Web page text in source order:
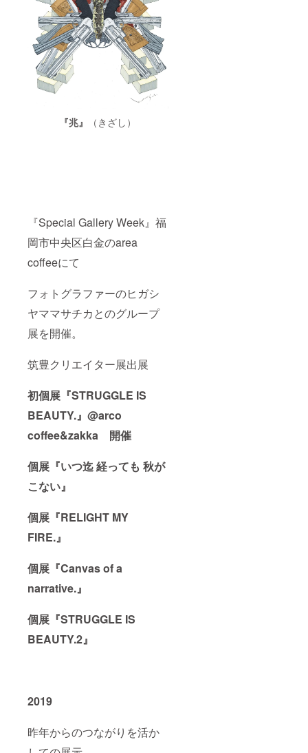
『兆』 （きざし）
『Special Gallery Week』福
岡市中央区白金のarea
coffeeにて
フォトグラファーのヒガシ
ヤママサチカとのグループ
展を開催。
筑豊クリエイター展出展
初個展『STRUGGLE IS
BEAUTY.』@arco
coffee&zakka 開催
個展『いつ迄 経っても 秋が
こない』
個展『RELIGHT MY
FIRE.』
個展『Canvas of a
narrative.』
個展『STRUGGLE IS
BEAUTY.2』
2019
昨年からのつながりを活か